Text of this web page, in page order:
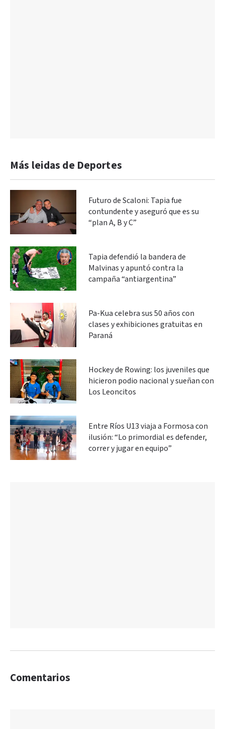
Más leidas de Deportes
Futuro de Scaloni: Tapia fue
contundente y aseguró que es su
“plan A, B y C”
Tapia defendió la bandera de
Malvinas y apuntó contra la
campaña “antiargentina”
Pa-Kua celebra sus 50 años con
clases y exhibiciones gratuitas en
Paraná
Hockey de Rowing: los juveniles que
hicieron podio nacional y sueñan con
Los Leoncitos
Entre Ríos U13 viaja a Formosa con
ilusión: “Lo primordial es defender,
correr y jugar en equipo”
Comentarios